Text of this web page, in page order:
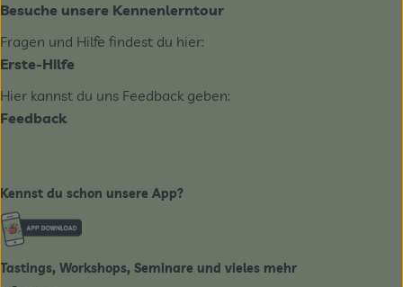
Besuche unsere Kennenlerntour
Fragen und Hilfe findest du hier:
Erste-Hilfe
Hier kannst du uns Feedback geben:
Feedback
Kennst du schon unsere App?
Externer Link zu https://www.biobote-
Tastings, Workshops, Seminare und vieles mehr